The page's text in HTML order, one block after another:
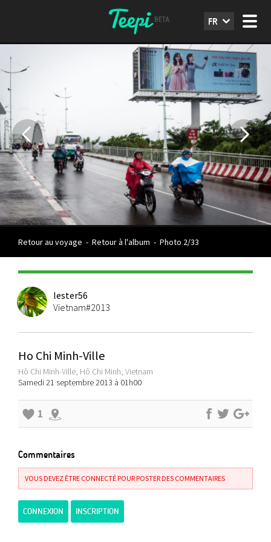
FR
Retour au voyage - Retour à l'album - Photo 2/33
lester56
Vietnam#2013
Ho Chi Minh-Ville
Hô Chi Minh-Ville, Hô Chi Minh, Vietnam
Samedi 21 septembre 2013 à 01h00
1
Commentaires
VOUS DEVEZ ÊTRE CONNECTÉ POUR POSTER DES COMMENTAIRES
CONNEXION INSCRIPTION